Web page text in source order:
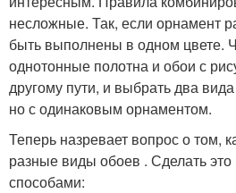
несложные. Так, если орнамент
быть выполнены в одном цвете.
однотонные полотна и обои с
другому пути, и выбрать два
но с одинаковым орнаментом.
Теперь назревает вопрос о том,
разные виды обоев . Сделать
способами: